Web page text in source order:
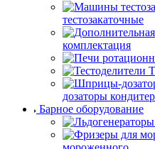
тестозакаточные
комплектация
дозаторы
Барное оборудование